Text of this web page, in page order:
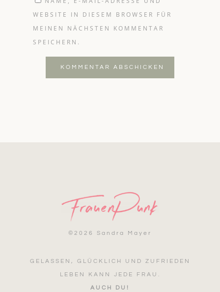
WEBSITE IN DIESEM BROWSER FÜR
MEINEN NÄCHSTEN KOMMENTAR
SPEICHERN.
KOMMENTAR ABSCHICKEN
© 2026 Sandra Mayer
GELASSEN, GLÜCKLICH UND ZUFRIEDEN
LEBEN KANN JEDE FRAU.
AUCH DU!